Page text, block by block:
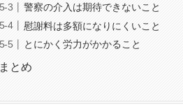
警察の介入は期待できないこと
慰謝料は多額になりにくいこと
とにかく労力がかかること
まとめ